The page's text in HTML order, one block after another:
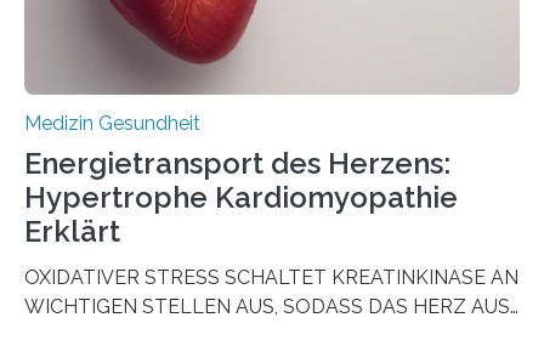
Medizin Gesundheit
Energietransport des Herzens:
Hypertrophe Kardiomyopathie
Erklärt
OXIDATIVER STRESS SCHALTET KREATINKINASE AN
WICHTIGEN STELLEN AUS, SODASS DAS HERZ AUS